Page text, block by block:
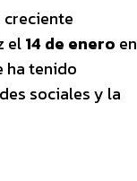
creciente
el14 de enero en
ha tenido
sociales y la